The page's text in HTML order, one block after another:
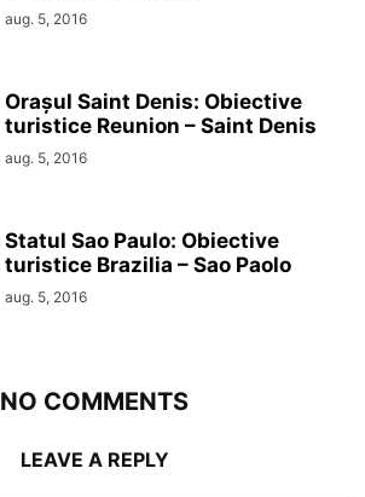
aug. 5, 2016
Orașul Saint Denis: Obiective
turistice Reunion – Saint Denis
aug. 5, 2016
Statul Sao Paulo: Obiective
turistice Brazilia – Sao Paolo
aug. 5, 2016
NO COMMENTS
LEAVE A REPLY